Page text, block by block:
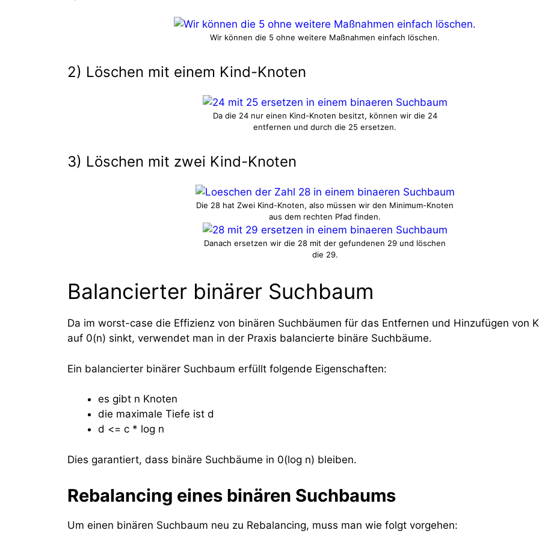
Wir können die 5 ohne weitere Maßnahmen einfach löschen.
2) Löschen mit einem Kind-Knoten
Da die 24 nur einen Kind-Knoten besitzt, können wir die 24
entfernen und durch die 25 ersetzen.
3) Löschen mit zwei Kind-Knoten
Die 28 hat Zwei Kind-Knoten, also müssen wir den Minimum-Knoten
aus dem rechten Pfad finden.
Danach ersetzen wir die 28 mit der gefundenen 29 und löschen
die 29.
Balancierter binärer Suchbaum
Da im worst-case die Effizienz von binären Suchbäumen für das Entfernen und Hinzufügen von
auf 0(n) sinkt, verwendet man in der Praxis balancierte binäre Suchbäume.
Ein balancierter binärer Suchbaum erfüllt folgende Eigenschaften:
es gibt n Knoten
die maximale Tiefe ist d
d <= c * log n
Dies garantiert, dass binäre Suchbäume in 0(log n) bleiben.
Rebalancing eines binären Suchbaums
Um einen binären Suchbaum neu zu Rebalancing, muss man wie folgt vorgehen: